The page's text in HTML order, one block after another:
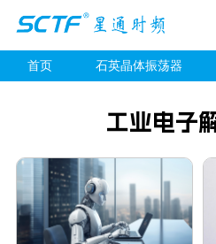
首页 石英晶体振荡器
工业电子